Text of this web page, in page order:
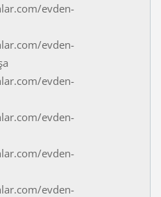
evden-
evden-
evden-
evden-
evden-
evden-